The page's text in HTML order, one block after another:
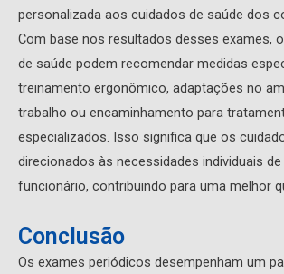
personalizada aos cuidados de saúde dos
Com base nos resultados desses exames,
de saúde podem recomendar medidas
treinamento ergonômico, adaptações no
trabalho ou encaminhamento para
especializados. Isso significa que os
direcionados às necessidades individuais
funcionário, contribuindo para uma melhor
Conclusão
Os exames periódicos desempenham um